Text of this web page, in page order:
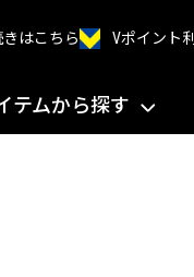
きはこちら Vポイント
テムから探す